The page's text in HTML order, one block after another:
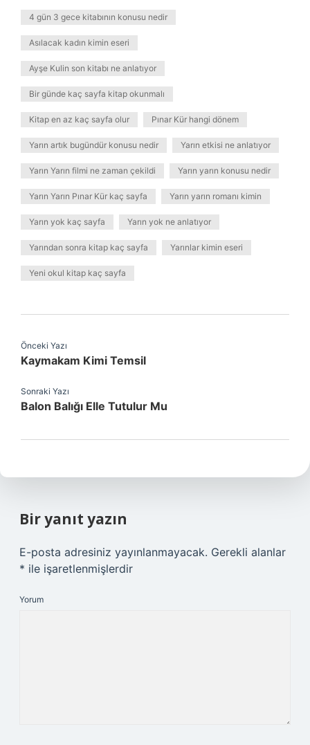
4 gün 3 gece kitabının konusu nedir
Asılacak kadın kimin eseri
Ayşe Kulin son kitabı ne anlatıyor
Bir günde kaç sayfa kitap okunmalı
Kitap en az kaç sayfa olur Pınar Kür hangi dönem
Yarın artık bugündür konusu nedir Yarın etkisi ne anlatıyor
Yarın Yarın filmi ne zaman çekildi Yarın yarın konusu nedir
Yarın Yarın Pınar Kür kaç sayfa Yarın yarın romanı kimin
Yarın yok kaç sayfa Yarın yok ne anlatıyor
Yarından sonra kitap kaç sayfa Yarınlar kimin eseri
Yeni okul kitap kaç sayfa
Önceki Yazı
Kaymakam Kimi Temsil
Sonraki Yazı
Balon Balığı Elle Tutulur Mu
Bir yanıt yazın
E-posta adresiniz yayınlanmayacak. Gerekli alanlar
* ile işaretlenmişlerdir
Yorum